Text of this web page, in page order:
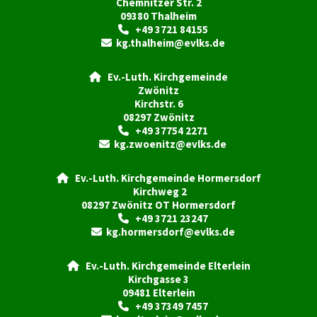
09380 Thalheim
+49 3721 84155
 kg.thalheim@evlks.de

Ev.-Luth. Kirchgemeinde
Zwönitz
Kirchstr. 6
08297 Zwönitz
+49 37754 2271
 kg.zwoenitz@evlks.de
Ev.-Luth. Kirchgemeinde Hormersdorf
Kirchweg 2
08297 Zwönitz OT Hormersdorf
+49 3721 23247
 kg.hormersdorf@evlks.de
Ev.-Luth. Kirchgemeinde Elterlein
Kirchgasse 3
09481 Elterlein
+49 37349 7457